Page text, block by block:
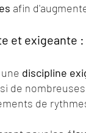
afin
et exigeante :
discipline
de nombreuses
de